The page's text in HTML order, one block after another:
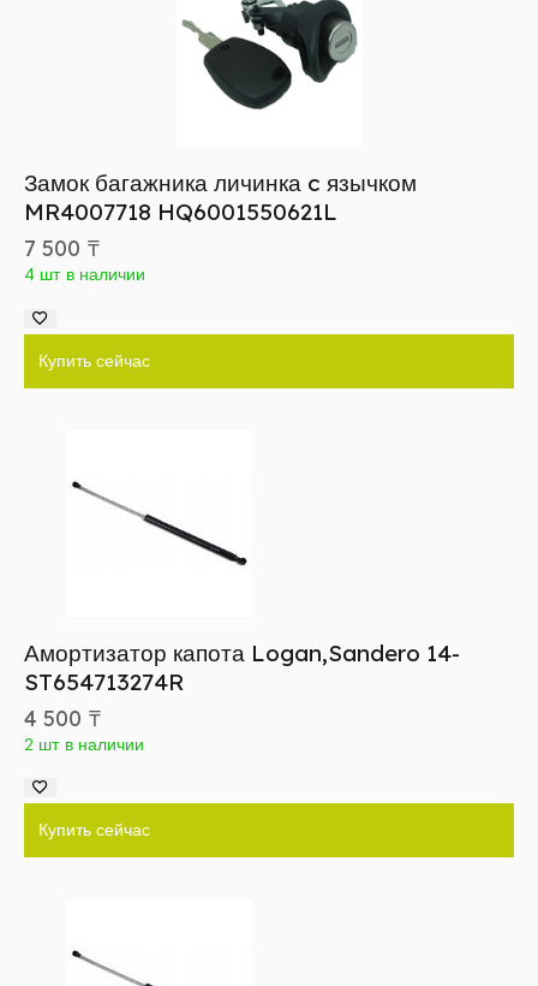
Замок багажника личинка c язычком
MR4007718 HQ6001550621L
7 500 ₸
4 шт в наличии
Купить сейчас
Амортизатор капота Logan,Sandero 14-
ST654713274R
4 500 ₸
2 шт в наличии
Купить сейчас